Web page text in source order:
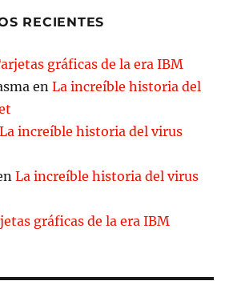
RECIENTES
gráficas de la era IBM
enLa increíble historia del
La increíble historia del virus
La increíble historia del virus
gráficas de la era IBM